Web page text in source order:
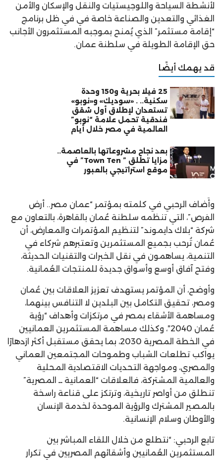
لأنشطة السياحة واللوجيستيات والنقل والإسكان والأمن
الغذائي والتعدين والصناعة خاصة في في ظل برنامج
“إقامة مستثمر” الذي يُمنح بموجبه المستثمرون الأجانب
حق الإقامة الطويلة في سلطنة عمان.
قد يهمك أيضًا
25 فيلا بحرية و150 وحدة
سكنية.. . «سوديك» و«نوبو»
تستعدان لإطلاق أول شقق
فندقية تحمل علامة “نوبو”
العالمية في مصر خلال أيام
بعد نجاح مشروعاتها بالعاصمة..
مزايا تطلق ” Town Ten” في
موقع استراتيجي بالعبور
وأَضاف الرحبي في كلمته بمؤتمر “عمان مصر.. أرض
الفرص”، التي تنظمه سلطنة عُمان بالقاهرة، بالتعاون مع
شركة “بلاك دايموند” لتنظيم المؤتمرات والمعارض، أن
عُمان تُرحب بجميع المستثمرين وتعتبرهم شركاء في
التنمية، يساهمون في نقل الخبرات والتقنيات الحديثة،
وفتح آفاق أوسع وأسواق جديدة للمنتجات العُمانية.
وأوضح، أن المؤتمر يستهدف تعزيز العلاقات بين عُمان
ومصر، تحقيق التكامل بين البلدين لا التنافس بينهما،
ومساهمة الأشقاء بمصر في مرتكزات وأهداف “رؤية
عُمان 2040″، وكذلك مساهمة المستثمرين العمانيين
في الخطة المصرية 2030، بما يحقق مستقبل أكثر ازدهارًا
يواكب تطلعات الشباب وطموحات المجتمعين العماني
والمصري، ومواجهة التحديات الاقتصادية المحلية
والعالمية المشتركة، فالعلاقات “العمانية ــ المصرية”
تنطلق من أواصر تاريخية، وترتكز على قناعة راسخة
بالمصير المشترك والرؤية الموحدة لخدمة الإنسان
والأوطان وسلام الإنسانية.
تابع الرحبي: “نتطلع من خلال اللقاء المباشر بين
المستثمرين العُمانيين وأشقائهم المصريين في تكرار